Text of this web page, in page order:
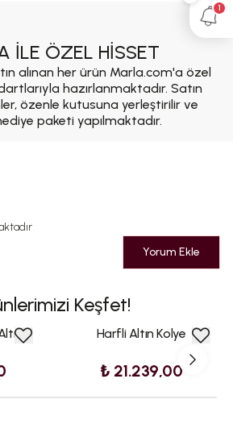
İLE ÖZEL HİSSET
alınan her ürün Marla.com'a özel
hazırlanmaktadır. Satın
özenle kutusuna yerleştirilir ve
paketi yapılmaktadır.
Yorum Ekle
Keşfet!
Harfli Altın Kolye
₺ 21.239,00
1